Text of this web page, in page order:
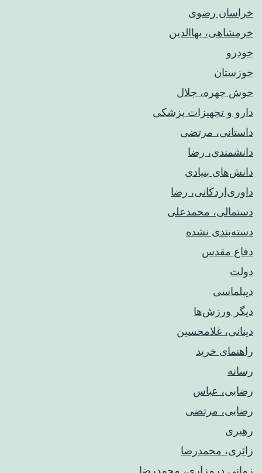
خراسان رضوی
خرمشاهی، بهاالدین
خودرو
خوزستان
خوش چهره، جلال
دارو و تجهیزات پزشکی
داستانی، مرتضی
دانشمندی، رضا
دانش‌های بنیادی
داوری‌اردکانی، رضا
دستمالی، محمدعلی
دسته‌بندی نشده
دفاع مقدس
دولت
دیپلماسی
دیگر ورزش‌ها
دینانی، غلامحسین
راهنمای خريد
رسانه
رضایی، عباس
رضایی، مرتضی
رهبری
زائری، محمدرضا
زمانی درمزاری، محمدرضا